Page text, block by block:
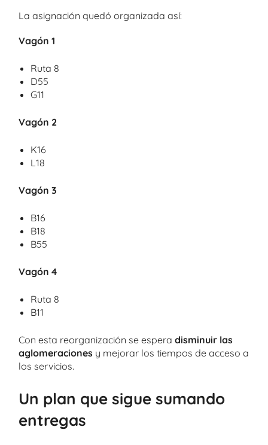
La asignación quedó organizada así:
Vagón 1
Ruta 8
D55
G11
Vagón 2
K16
L18
Vagón 3
B16
B18
B55
Vagón 4
Ruta 8
B11
Con esta reorganización se espera disminuir las
aglomeraciones y mejorar los tiempos de acceso a
los servicios.
Un plan que sigue sumando
entregas